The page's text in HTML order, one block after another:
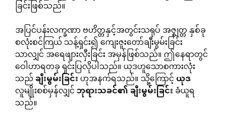
ခြင်းဖြစ်သည်။
အပြင်ပန်းလက္ခဏာ ဗဟိတ္တနှင့်အတွင်းသရုပ် အဇ္စျတ္တ နှစ်ခု
စလုံးစင်ကြယ် သန့်ရှင်း၍ ကျေးဇူးတော်ချီးမွမ်းခြင်း
သာလျှင် အရေဖျားလှီးခြင်း အမှန်ဖြစ်သည်။ ဤနေရာတွင်
ဝေါဟာရတခု ရှင်းပြလိုပါသည်။ ယုဒဟူသောစကားလုံး
သည်ချီးမွမ်းခြင်းဟုအနက်ရသည်။ သို့ကြောင့်ယုဒ
လူမျိုးစစ်မှန်လျှင်ဘုရားသခင်၏ချီးမွမ်းခြင်းခံယူရ
သည်။